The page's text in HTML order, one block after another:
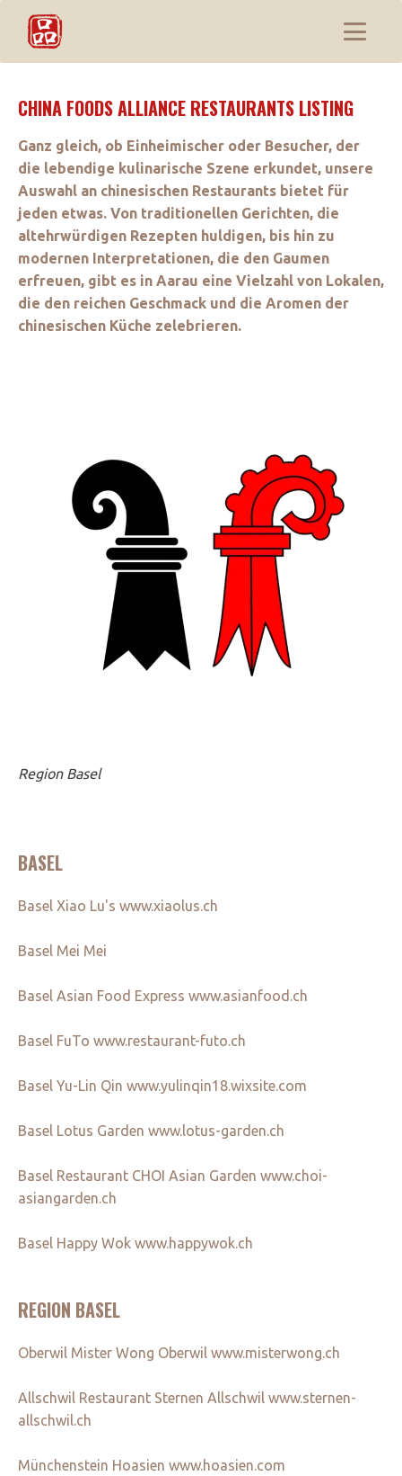
CHINA FOODS ALLIANCE RESTAURANTS LISTING
Ganz gleich, ob Einheimischer oder Besucher, der
die lebendige kulinarische Szene erkundet, unsere
Auswahl an chinesischen Restaurants bietet für
jeden etwas. Von traditionellen Gerichten, die
altehrwürdigen Rezepten huldigen, bis hin zu
modernen Interpretationen, die den Gaumen
erfreuen, gibt es in Aarau eine Vielzahl von Lokalen,
die den reichen Geschmack und die Aromen der
chinesischen Küche zelebrieren.
Region Basel
BASEL
Basel Xiao Lu's www.xiaolus.ch
Basel Mei Mei
Basel Asian Food Express www.asianfood.ch
Basel FuTo www.restaurant-futo.ch
Basel Yu-Lin Qin www.yulinqin18.wixsite.com
Basel Lotus Garden www.lotus-garden.ch
Basel Restaurant CHOI Asian Garden www.choi-
asiangarden.ch
Basel Happy Wok www.happywok.ch
REGION BASEL
Oberwil Mister Wong Oberwil www.misterwong.ch
Allschwil Restaurant Sternen Allschwil www.sternen-
allschwil.ch
Münchenstein Hoasien www.hoasien.com